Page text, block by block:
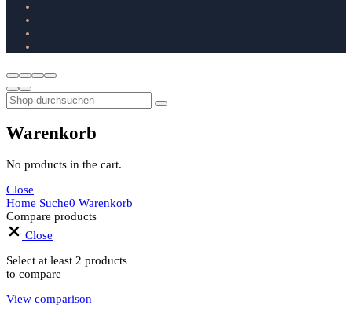
Warenkorb
No products in the cart.
Close
Home Suche0 Warenkorb
Compare products
Close
Select at least 2 products
to compare
View comparison